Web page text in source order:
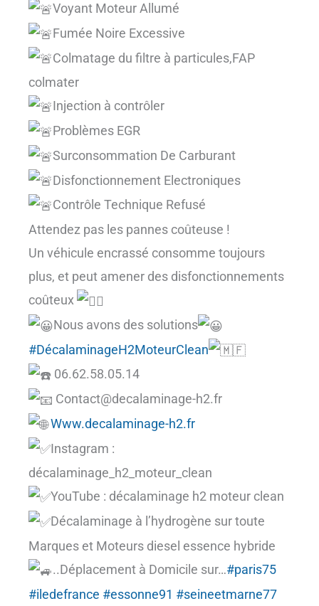
Voyant Moteur Allumé
Fumée Noire Excessive
Colmatage du filtre à particules,FAP
colmater
Injection à contrôler
Problèmes EGR
Surconsommation De Carburant
Disfonctionnement Electroniques
Contrôle Technique Refusé
Attendez pas les pannes coûteuse !
Un véhicule encrassé consomme toujours
plus, et peut amener des disfonctionnements
coûteux
Nous avons des solutions
#DécalaminageH2MoteurClean
06.62.58.05.14
Contact@decalaminage-h2.fr
Www.decalaminage-h2.fr
Instagram :
décalaminage_h2_moteur_clean
YouTube : décalaminage h2 moteur clean
Décalaminage à l’hydrogène sur toute
Marques et Moteurs diesel essence hybride
..Déplacement à Domicile sur…#paris75
#iledefrance #essonne91 #seineetmarne77